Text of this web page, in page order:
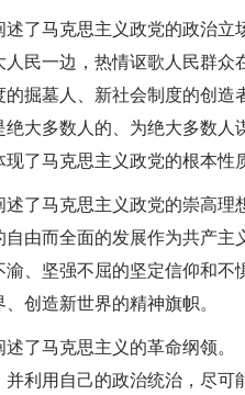
述了马克思主义政党的政治
人民一边，热情讴歌人民群
掘墓人、新社会制度的创造
绝大多数人的、为绝大多数
了马克思主义政党的根本性
述了马克思主义政党的崇高
自由而全面的发展作为共产
渝、坚强不屈的坚定信仰和
创造新世界的精神旗帜。
述了马克思主义的革命纲领
并利用自己的政治统治，尽